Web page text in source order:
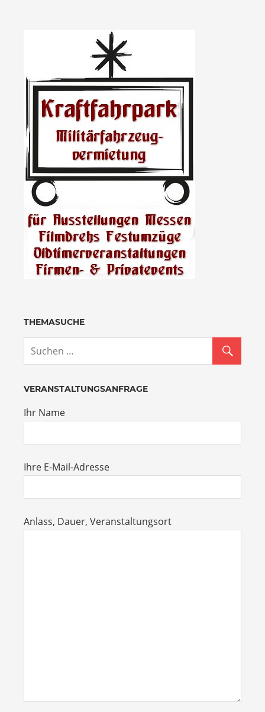
THEMASUCHE
VERANSTALTUNGSANFRAGE
Ihr Name
Ihre E-Mail-Adresse
Anlass, Dauer, Veranstaltungsort